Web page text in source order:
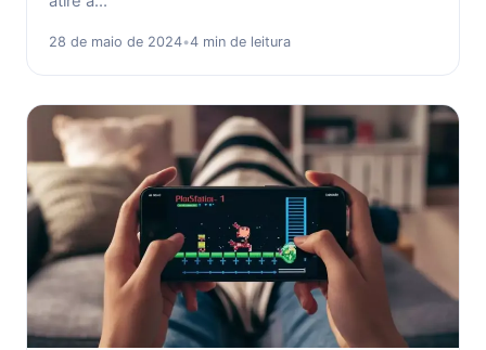
28 de maio de 2024•4 min de leitura